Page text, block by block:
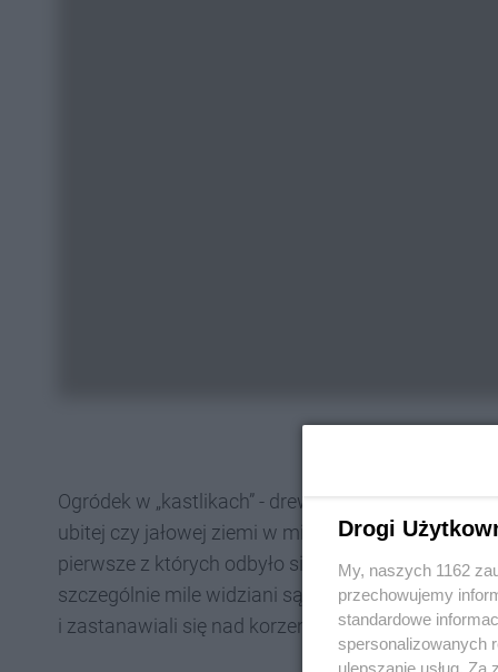
Ogródek w „kastlikach” - drewnianych
ubitej czy jałowej ziemi w miastach - był już
pierwsze z których odbyło się podczas
szczególnie mile widziani są seniorzy i najmłodsi
i zastanawiali się nad korzeniami i kwitnięciem;
Drogi
My, naszych 1162
przechowujemy
standardowe
spersonalizowanych